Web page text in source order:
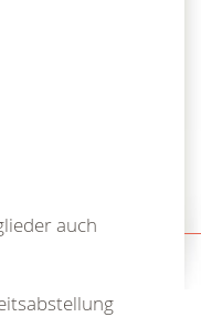
auch